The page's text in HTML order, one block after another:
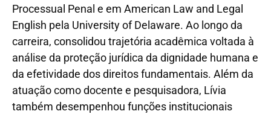
Processual Penal e em American Law and Legal
English pela University of Delaware. Ao longo da
carreira, consolidou trajetória acadêmica voltada à
análise da proteção jurídica da dignidade humana e
da efetividade dos direitos fundamentais. Além da
atuação como docente e pesquisadora, Lívia
também desempenhou funções institucionais